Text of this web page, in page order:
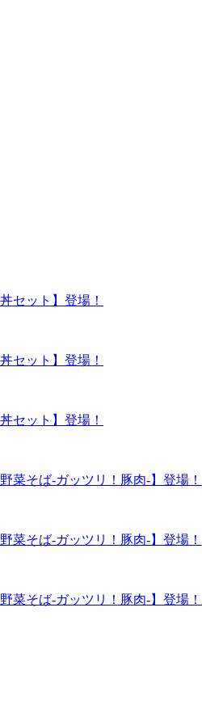
セット】登場！
セット】登場！
セット】登場！
菜そば-ガッツリ！豚肉-】登場！
菜そば-ガッツリ！豚肉-】登場！
菜そば-ガッツリ！豚肉-】登場！